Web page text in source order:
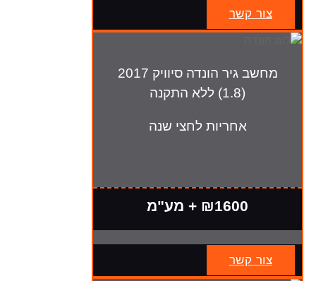
צור קשר
מחשב גיר הונדה סיוויק 2017
(1.8) ללא התקנה
אחריות לחצי שנה
₪1600 + מע"מ
צור קשר